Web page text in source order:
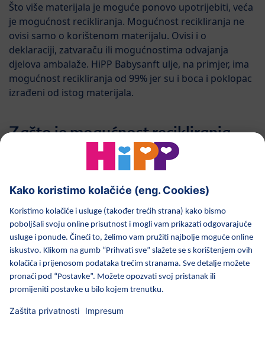
Što više materijala je moguće ponovo upotrijebiti, veća
je mogućnost recikliranja. Mogućnost recikliranja ne
ovisi samo o korištenom materijalu. Ovisi i o
deklaraciji, zatvaraču ili mogućnostima odvajanja
djelova ambalaže. HiPP Babysanft ulje, na primjer, ima
mogućnost recikliranja od 99% jer su i boca i poklopac
izrađeni od istog materijala.
Zašto je mogućnost recikliranja
Visoka mogućnost recikliranja je izvrstan temelj za
dobro upravljanje recikliranjem. Što je mogućnost
ponovno upotrijebiti i uštedjeti resursi.
na vrh